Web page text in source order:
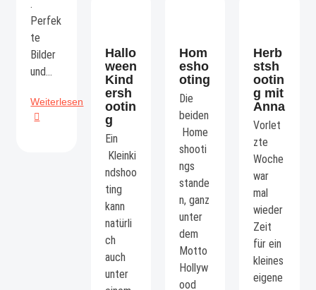
.
Perfek
te
Bilder
und…
Weiterlesen Weihnachtliche
Shooting-
Gutscheine
Hallo
ween
Kind
ersh
ootin
g
Ein
Kleinki
ndshoo
ting
kann
natürli
ch
auch
unter
Hom
esho
oting
Die
beiden
Home
shooti
ngs
stande
n, ganz
unter
dem
Motto
Hollyw
ood
Herb
stsh
ootin
g mit
Anna
Vorlet
zte
Woche
war
mal
wieder
Zeit
für ein
kleines
eigene